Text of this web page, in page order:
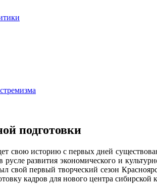
подготовки
свою историю с первых дней
развития экономического и
свой первый творческий сезон
кадров для нового центра сибирской